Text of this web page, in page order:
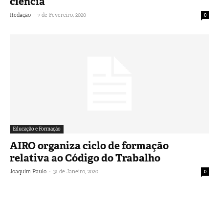
Redação - 7 de Fevereiro, 2020 0
Educação e Formação
AIRO organiza ciclo de formação
relativa ao Código do Trabalho
Joaquim Paulo - 31 de Janeiro, 2020 0